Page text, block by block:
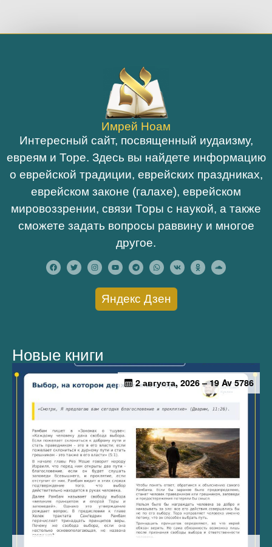
Имрей Ноам
Интересный сайт, посвященный иудаизму,
евреям и Торе. Здесь вы найдете информацию
о еврейской традиции, еврейских праздниках,
еврейском законе (галахе), еврейском
мировоззрении, связи Торы с наукой, а также
сможете задать вопросы раввину и многое
другое.
Яндекс Дзен
Новые книги